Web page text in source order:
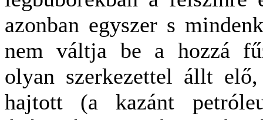
azonban egyszer s
nem váltja be a hozzá
olyan szerkezettel állt
hajtott (a kazánt